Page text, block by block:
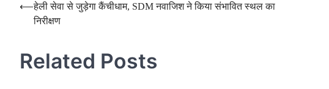
Post
navigation
⟵हेली सेवा से जुड़ेगा कैंचीधाम, SDM नवाजिश ने किया संभावित स्थल का
निरीक्षण
Related Posts